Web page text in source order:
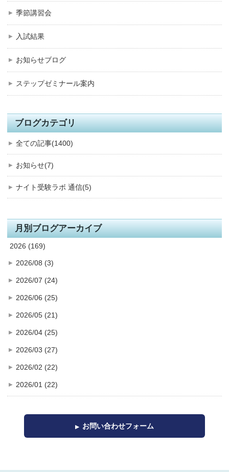
季節講習会
入試結果
お知らせブログ
ステップゼミナール案内
ブログカテゴリ
全ての記事(1400)
お知らせ(7)
ナイト受験ラボ 通信(5)
月別ブログアーカイブ
2026 (169)
2026/08 (3)
2026/07 (24)
2026/06 (25)
2026/05 (21)
2026/04 (25)
2026/03 (27)
2026/02 (22)
2026/01 (22)
お問い合わせフォーム